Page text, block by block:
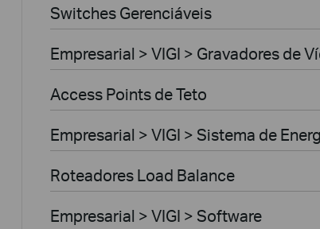
Switches Gerenciáveis
Empresarial > VIGI > Gravadores de
Access Points de Teto
Empresarial > VIGI > Sistema de
Roteadores Load Balance
Empresarial > VIGI > Software